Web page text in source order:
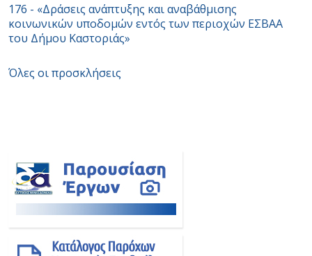
176 - «Δράσεις ανάπτυξης και αναβάθμισης
κοινωνικών υποδομών εντός των περιοχών ΕΣBAA
του Δήμου Καστοριάς»
Όλες οι προσκλήσεις